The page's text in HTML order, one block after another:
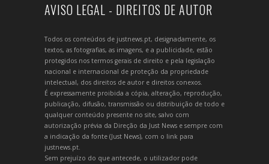
AVISO LEGAL - DIREITOS DE AUTOR
Todos os conteúdos de justnews.pt, designadamente, os
textos, as fotografias, as imagens, e a publicidade, estão
protegidos nos termos gerais de direito e pela legislação
nacional e internacional de proteção da propriedade
intelectual, dos direitos de autor e direitos conexos.
É expressamente proibida a cópia, alteração, reprodução,
publicação, difusão, transmissão ou distribuição de todo e
qualquer conteúdo presente no site, salvo com
autorização prévia da Direção da Just News e sempre com
a indicação da fonte (Just News), com o link para
justnews.pt.
Sem prejuízo do que antecede, o utilizador pode